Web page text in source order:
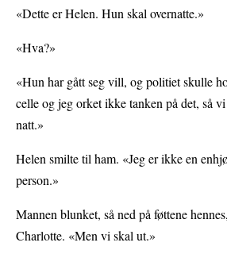
«Dette er Helen. Hun skal overnatte.»
«Hva?»
«Hun har gått seg vill, og politiet skulle
celle og jeg orket ikke tanken på det, så
natt.»
Helen smilte til ham. «Jeg er ikke en
person.»
Mannen blunket, så ned på føttene
Charlotte. «Men vi skal ut.»